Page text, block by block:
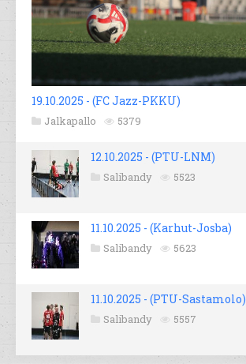
19.10.2025 - (FC Jazz-PKKU)
Jalkapallo 5379
12.10.2025 - (PTU-LNM)
Salibandy 5523
11.10.2025 - (Karhut-Josba)
Salibandy 5623
11.10.2025 - (PTU-Sastamolo)
Salibandy 5557